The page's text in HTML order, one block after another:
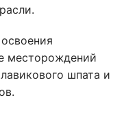
месторождений
шпата и